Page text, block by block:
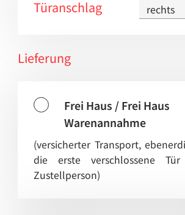
Türanschlag
Lieferung
Frei Haus / Frei Haus
Warenannahme
(versicherter Transport,
die erste verschlossene
Zustellperson)